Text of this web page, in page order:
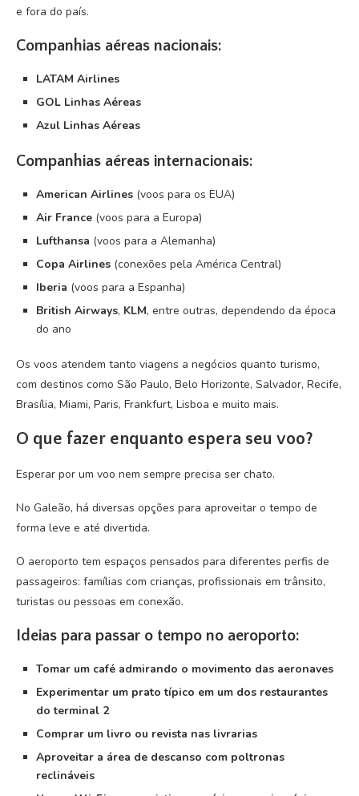
e fora do país.
Companhias aéreas nacionais:
LATAM Airlines
GOL Linhas Aéreas
Azul Linhas Aéreas
Companhias aéreas internacionais:
American Airlines (voos para os EUA)
Air France (voos para a Europa)
Lufthansa (voos para a Alemanha)
Copa Airlines (conexões pela América Central)
Iberia (voos para a Espanha)
British Airways, KLM, entre outras, dependendo da época
do ano
Os voos atendem tanto viagens a negócios quanto turismo,
com destinos como São Paulo, Belo Horizonte, Salvador, Recife,
Brasília, Miami, Paris, Frankfurt, Lisboa e muito mais.
O que fazer enquanto espera seu voo?
Esperar por um voo nem sempre precisa ser chato.
No Galeão, há diversas opções para aproveitar o tempo de
forma leve e até divertida.
O aeroporto tem espaços pensados para diferentes perfis de
passageiros: famílias com crianças, profissionais em trânsito,
turistas ou pessoas em conexão.
Ideias para passar o tempo no aeroporto:
Tomar um café admirando o movimento das aeronaves
Experimentar um prato típico em um dos restaurantes
do terminal 2
Comprar um livro ou revista nas livrarias
Aproveitar a área de descanso com poltronas
reclináveis